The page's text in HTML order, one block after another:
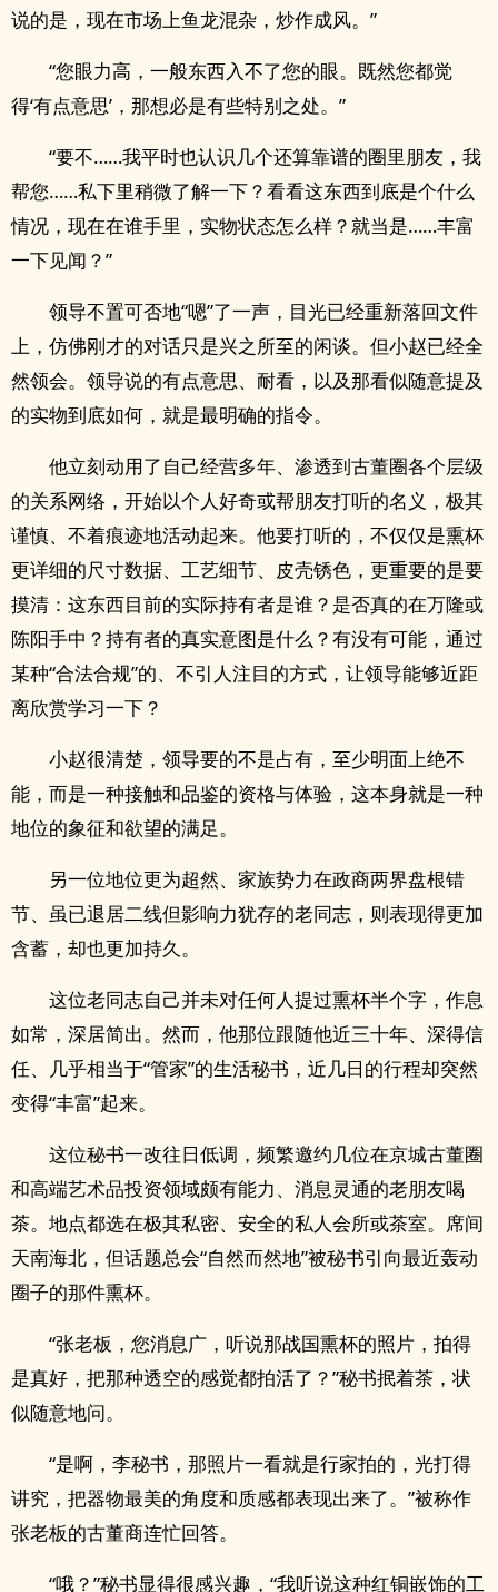
说的是，现在市场上鱼龙混杂，炒作成风。”
“您眼力高，一般东西入不了您的眼。既然您都觉
得‘有点意思’，那想必是有些特别之处。”
“要不……我平时也认识几个还算靠谱的圈里朋友，我
帮您……私下里稍微了解一下？看看这东西到底是个什么
情况，现在在谁手里，实物状态怎么样？就当是……丰富
一下见闻？”
领导不置可否地“嗯”了一声，目光已经重新落回文件
上，仿佛刚才的对话只是兴之所至的闲谈。但小赵已经全
然领会。领导说的有点意思、耐看，以及那看似随意提及
的实物到底如何，就是最明确的指令。
他立刻动用了自己经营多年、渗透到古董圈各个层级
的关系网络，开始以个人好奇或帮朋友打听的名义，极其
谨慎、不着痕迹地活动起来。他要打听的，不仅仅是熏杯
更详细的尺寸数据、工艺细节、皮壳锈色，更重要的是要
摸清：这东西目前的实际持有者是谁？是否真的在万隆或
陈阳手中？持有者的真实意图是什么？有没有可能，通过
某种“合法合规”的、不引人注目的方式，让领导能够近距
离欣赏学习一下？
小赵很清楚，领导要的不是占有，至少明面上绝不
能，而是一种接触和品鉴的资格与体验，这本身就是一种
地位的象征和欲望的满足。
另一位地位更为超然、家族势力在政商两界盘根错
节、虽已退居二线但影响力犹存的老同志，则表现得更加
含蓄，却也更加持久。
这位老同志自己并未对任何人提过熏杯半个字，作息
如常，深居简出。然而，他那位跟随他近三十年、深得信
任、几乎相当于“管家”的生活秘书，近几日的行程却突然
变得“丰富”起来。
这位秘书一改往日低调，频繁邀约几位在京城古董圈
和高端艺术品投资领域颇有能力、消息灵通的老朋友喝
茶。地点都选在极其私密、安全的私人会所或茶室。席间
天南海北，但话题总会“自然而然地”被秘书引向最近轰动
圈子的那件熏杯。
“张老板，您消息广，听说那战国熏杯的照片，拍得
是真好，把那种透空的感觉都拍活了？”秘书抿着茶，状
似随意地问。
“是啊，李秘书，那照片一看就是行家拍的，光打得
讲究，把器物最美的角度和质感都表现出来了。”被称作
张老板的古董商连忙回答。
“哦？”秘书显得很感兴趣，“我听说这种红铜嵌饰的工